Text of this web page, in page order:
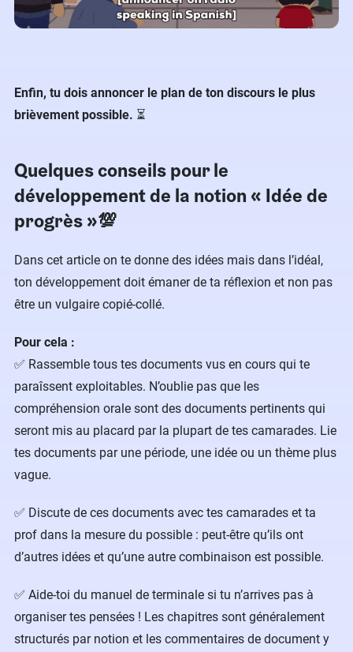
Enfin, tu dois annoncer le plan de ton discours le plus
brièvement possible. ⏳
Quelques conseils pour le
développement de la notion « Idée de
progrès »💯
Dans cet article on te donne des idées mais dans l’idéal,
ton développement doit émaner de ta réflexion et non pas
être un vulgaire copié-collé.
Pour cela :
✅ Rassemble tous tes documents vus en cours qui te
paraîssent exploitables. N’oublie pas que les
compréhension orale sont des documents pertinents qui
seront mis au placard par la plupart de tes camarades. Lie
tes documents par une période, une idée ou un thème plus
vague.
✅ Discute de ces documents avec tes camarades et ta
prof dans la mesure du possible : peut-être qu’ils ont
d’autres idées et qu’une autre combinaison est possible.
✅ Aide-toi du manuel de terminale si tu n’arrives pas à
organiser tes pensées ! Les chapitres sont généralement
structurés par notion et les commentaires de document y